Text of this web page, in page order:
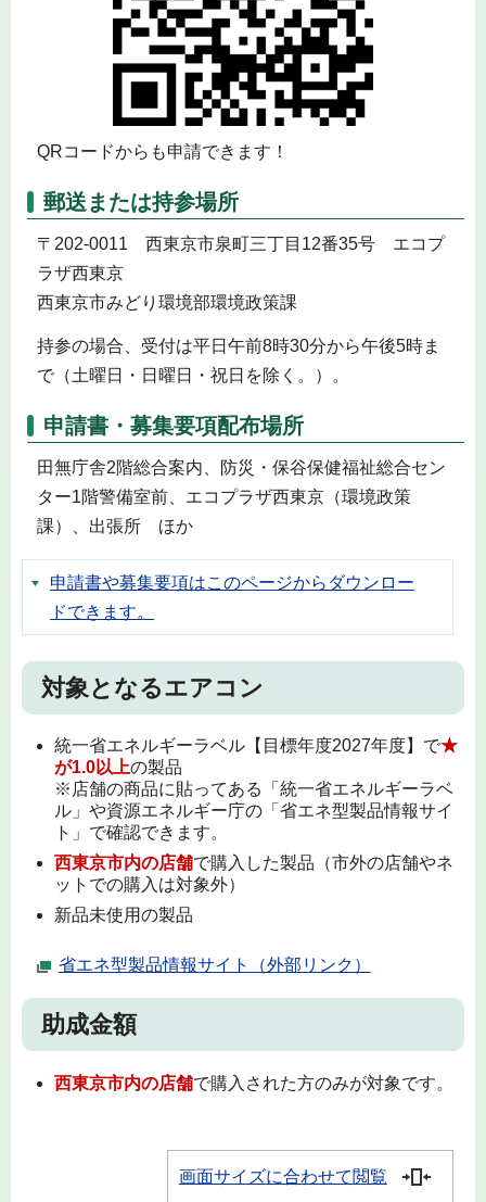
QRコードからも申請できます！
郵送または持参場所
〒202-0011 西東京市泉町三丁目12番35号 エコプ
ラザ西東京
西東京市みどり環境部環境政策課
持参の場合、受付は平日午前8時30分から午後5時ま
で（土曜日・日曜日・祝日を除く。）。
申請書・募集要項配布場所
田無庁舎2階総合案内、防災・保谷保健福祉総合セン
ター1階警備室前、エコプラザ西東京（環境政策
課）、出張所 ほか
申請書や募集要項はこのページからダウンロー
ドできます。
対象となるエアコン
統一省エネルギーラベル【目標年度2027年度】で★
が1.0以上の製品
※店舗の商品に貼ってある「統一省エネルギーラベ
ル」や資源エネルギー庁の「省エネ型製品情報サイ
ト」で確認できます。
西東京市内の店舗で購入した製品（市外の店舗やネ
ットでの購入は対象外）
新品未使用の製品
省エネ型製品情報サイト（外部リンク）
助成金額
西東京市内の店舗で購入された方のみが対象です。
画面サイズに合わせて閲覧